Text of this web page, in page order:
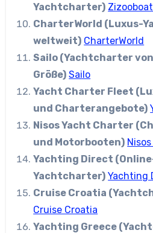
Yachtcharter)
CharterWorld (Luxus-
weltweit) CharterWorld
Sailo (Yachtcharter
Größe) Sailo
Yacht Charter Fleet
und Charterangebote)
Nisos Yacht Charter
und Motorbooten)
Yachting Direct
Yachtcharter) Yachting
Cruise Croatia
Cruise Croatia
Yachting Greece